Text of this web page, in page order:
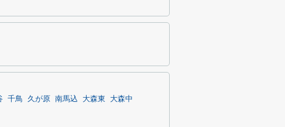
千鳥 久が原 南馬込 大森東
大森中